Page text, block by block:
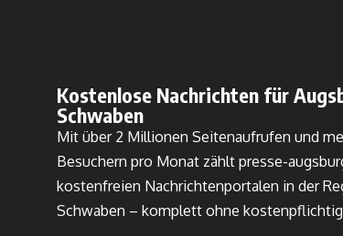
Kostenlose Nachrichten für
Schwaben
Mit über 2 Millionen Seitenaufrufen und
Besuchern pro Monat zählt presse-
kostenfreien Nachrichtenportalen in der
Schwaben – komplett ohne